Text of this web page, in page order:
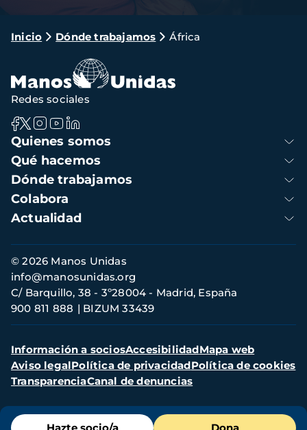
Ruta
navegación
Inicio Dónde trabajamos África
Menú
Navegación
principal
Quienes somos
Qué hacemos
Dónde trabajamos
Colabora
Actualidad
Redes sociales
Información
de
contacto
© 2026 Manos Unidas
C/ Barquillo, 38 - 3º28004 - Madrid, España
900 811 888
BIZUM 33439
info@manosunidas.org
Menú
secundario
Información a sociosAccesibilidadMapa web
Aviso legalPolítica de privacidadPolítica de cookies
TransparenciaCanal de denuncias